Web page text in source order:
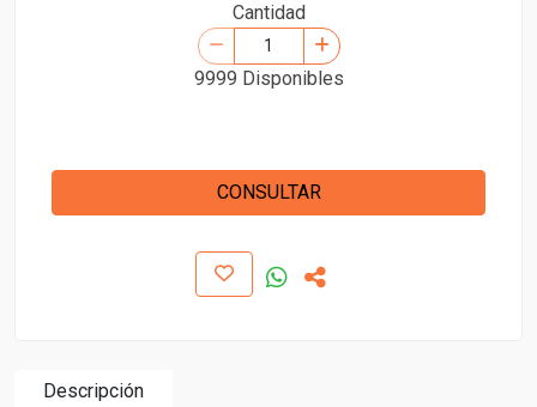
Cantidad
9999 Disponibles
CONSULTAR
Descripción